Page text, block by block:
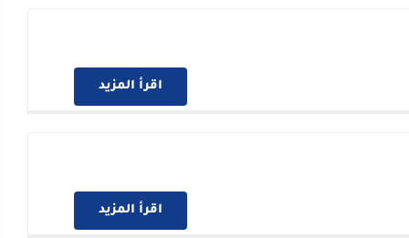
اقرأ المزيد
اقرأ المزيد